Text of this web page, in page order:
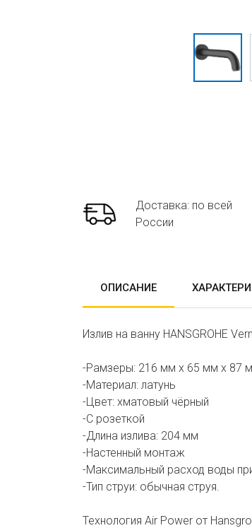
Доставка: по всей
России
ОПИСАНИЕ
Излив на ванну HANSGROHE
-Рамзеры: 216 мм х 65 мм х 87
-Материал: латунь
-Цвет: хматовый чёрный
-С розеткой
-Длина излива: 204 мм
-Настенный монтаж
-Максимальный расход воды
-Тип струи: обычная струя.
Технология Air Power от